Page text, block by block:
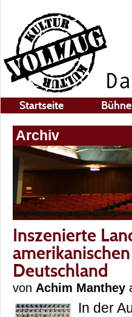
Startseite
Archiv
Inszenierte
Deutschland
von Achim Manthey
In der